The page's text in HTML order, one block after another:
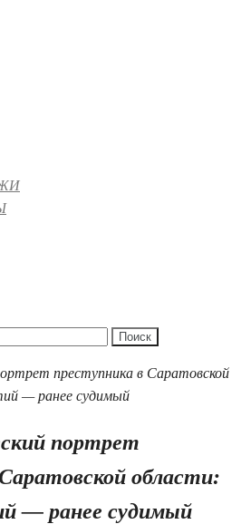
портрет
области:
— ранее судимый